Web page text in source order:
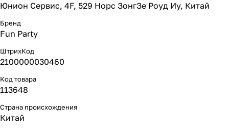
Юнион Сервис, 4F, 529 Норс ЗонгЗе Роуд Иу, Китай
Бренд
Fun Party
ШтрихКод
2100000030460
Код товара
113648
Страна происхождения
Китай